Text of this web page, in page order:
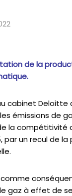
de la
cabinet Deloitte
émissions de
la compétitivité
par un recul de
gaz à effet de